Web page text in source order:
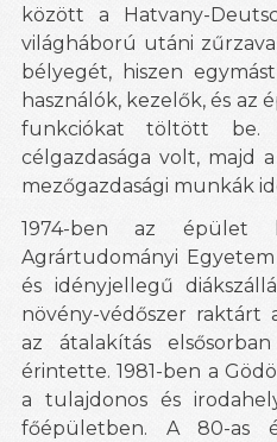
között a Hatvany-
világháború utáni
bélyegét, hiszen
használók, kezelők, és
funkciókat töltött be.
célgazdasága volt, majd
mezőgazdasági munkák
1974-ben az épület
Agrártudományi
és idényjellegű
növény-védőszer
az átalakítás
érintette. 1981-ben a
a tulajdonos és
főépületben. A 80-as